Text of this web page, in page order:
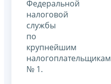
Федеральной
налоговой
службы
по
крупнейшим
налогоплательщикам
№ 1.